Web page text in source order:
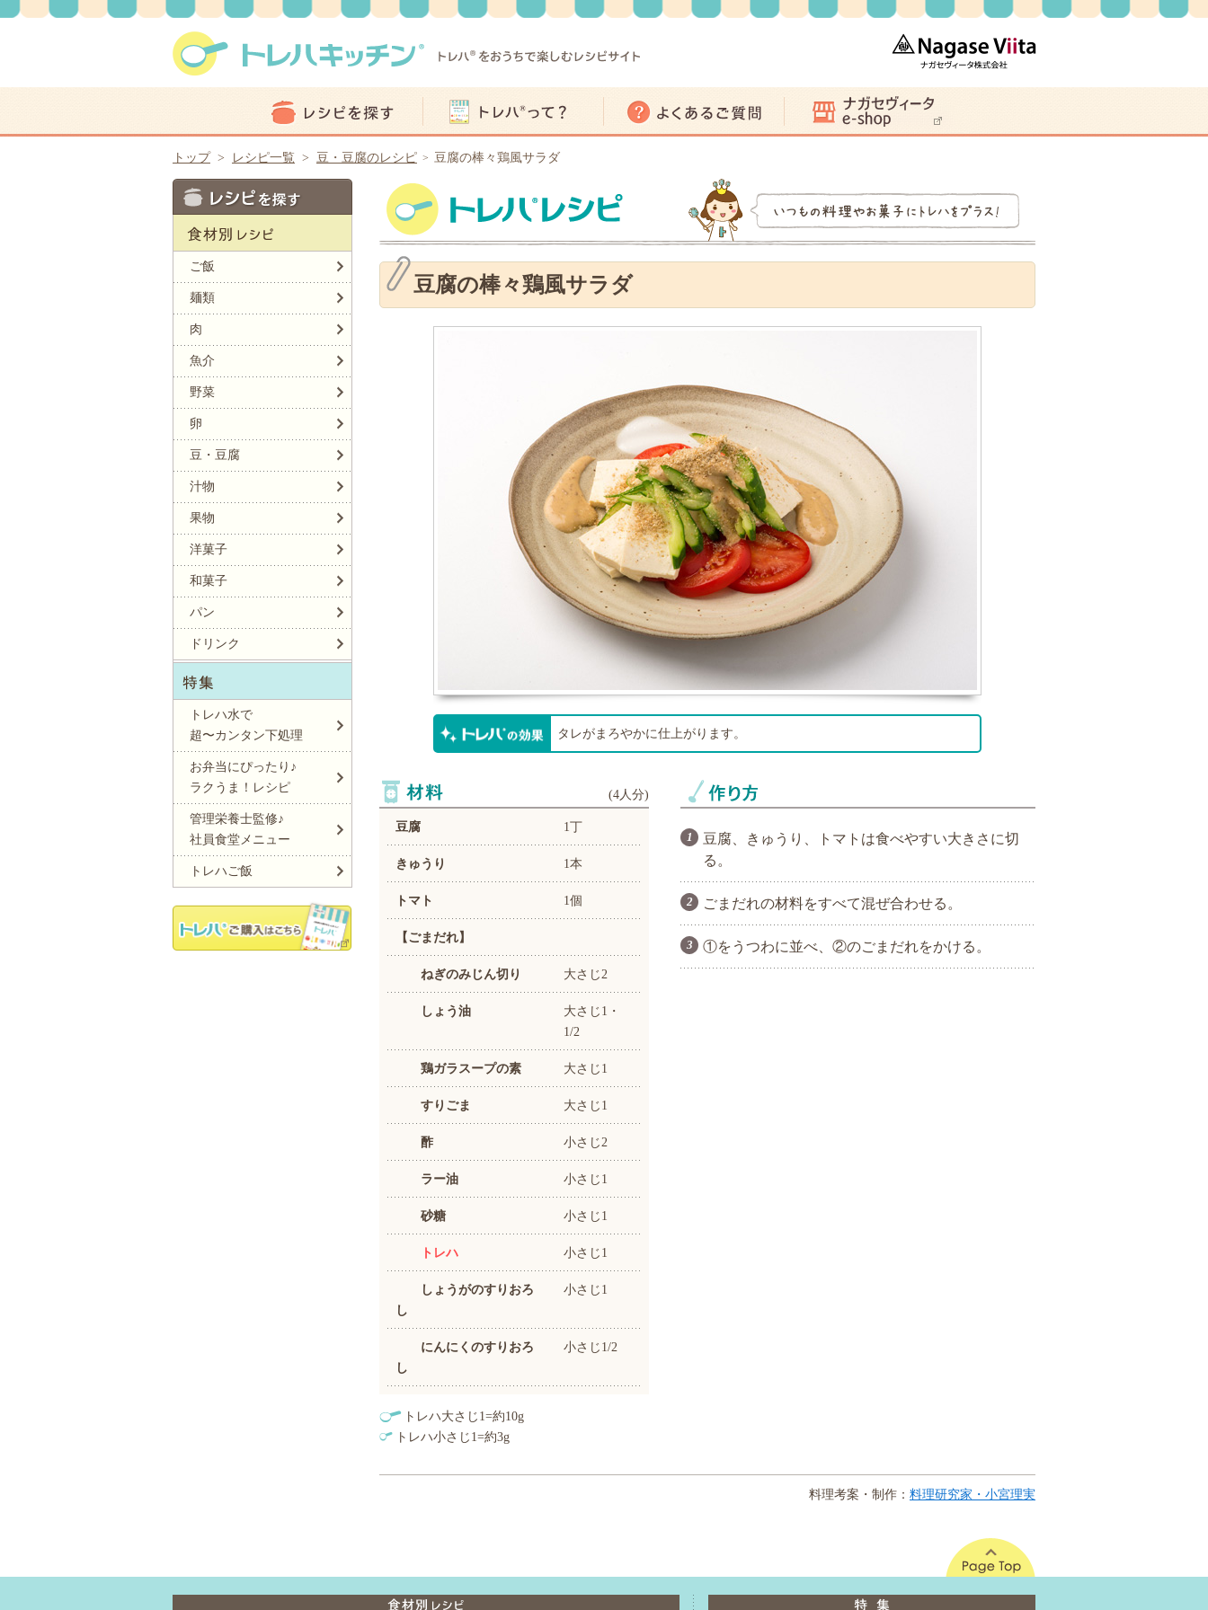
トップ> レシピ一覧 > 豆・豆腐のレシピ > 豆腐の棒々鶏風サラダ
ご飯
麺類
肉
魚介
野菜
卵
豆・豆腐
汁物
果物
洋菓子
和菓子
パン
ドリンク
トレハ水で
超〜カンタン下処理
お弁当にぴったり♪
ラクうま！レシピ
管理栄養士監修♪
社員食堂メニュー
トレハご飯
豆腐の棒々鶏風サラダ
タレがまろやかに仕上がります。
(4人分)
豆腐 1丁
きゅうり 1本
トマト 1個
【ごまだれ】
ねぎのみじん切り 大さじ2
しょう油
大さじ1・
1/2
鶏ガラスープの素 大さじ1
すりごま 大さじ1
酢 小さじ2
ラー油 小さじ1
砂糖 小さじ1
トレハ 小さじ1
しょうがのすりおろ
し
小さじ1
にんにくのすりおろ
し
小さじ1/2
トレハ大さじ1=約10g
トレハ小さじ1=約3g
豆腐、きゅうり、トマトは食べやすい大きさに切
る。
ごまだれの材料をすべて混ぜ合わせる。
①をうつわに並べ、②のごまだれをかける。
料理考案・制作： 料理研究家・小宮理実